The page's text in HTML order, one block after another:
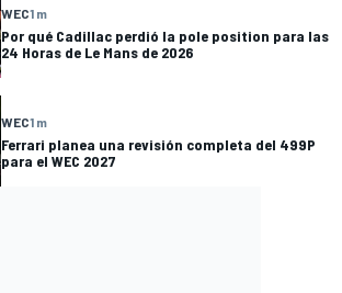
WEC1 m
Por qué Cadillac perdió la pole position para las
24 Horas de Le Mans de 2026
WEC1 m
Ferrari planea una revisión completa del 499P
para el WEC 2027